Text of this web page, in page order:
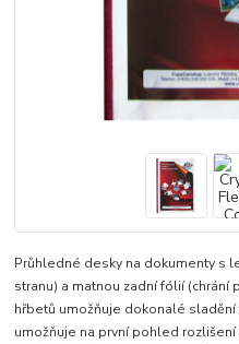
Průhledné desky na dokumenty s
stranu) a matnou zadní fólií (chrání
hřbetů umožňuje dokonalé
umožňuje na první pohled